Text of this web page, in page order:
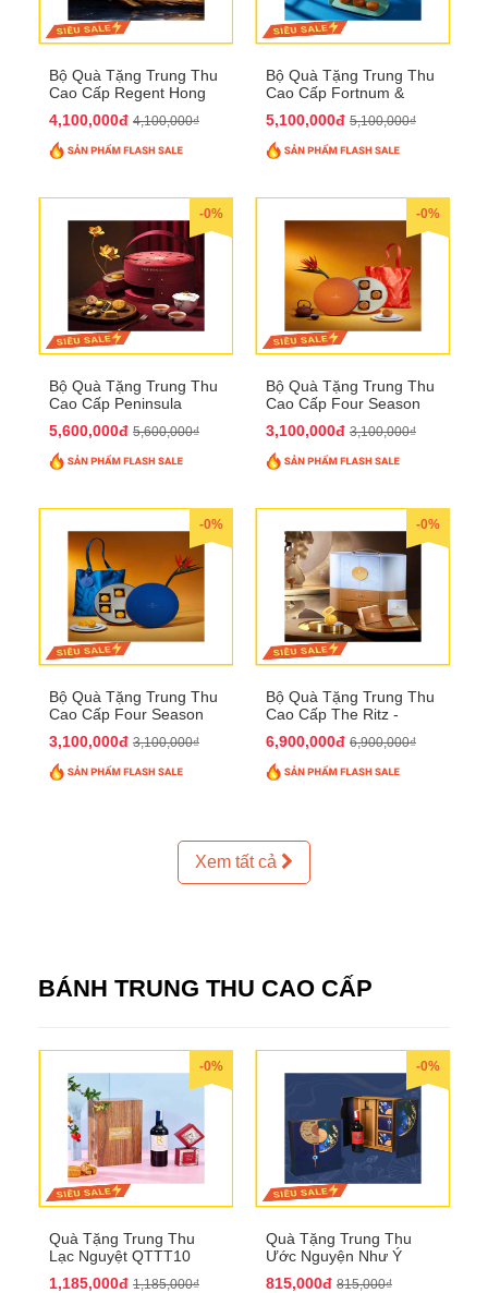
Bộ Quà Tặng Trung Thu
Cao Cấp Regent Hong
4,100,000đ 4,100,000₫
Bộ Quà Tặng Trung Thu
Cao Cấp Fortnum &
5,100,000đ 5,100,000₫
-0%
Bộ Quà Tặng Trung Thu
Cao Cấp Peninsula
5,600,000đ 5,600,000₫
-0%
Bộ Quà Tặng Trung Thu
Cao Cấp Four Season
3,100,000đ 3,100,000₫
-0%
Bộ Quà Tặng Trung Thu
Cao Cấp Four Season
3,100,000đ 3,100,000₫
-0%
Bộ Quà Tặng Trung Thu
Cao Cấp The Ritz -
6,900,000đ 6,900,000₫
Xem tất cả
BÁNH TRUNG THU CAO CẤP
-0%
Quà Tặng Trung Thu
Lạc Nguyệt QTTT10
1,185,000đ 1,185,000₫
-0%
Quà Tặng Trung Thu
Ước Nguyện Như Ý
815,000đ 815,000₫